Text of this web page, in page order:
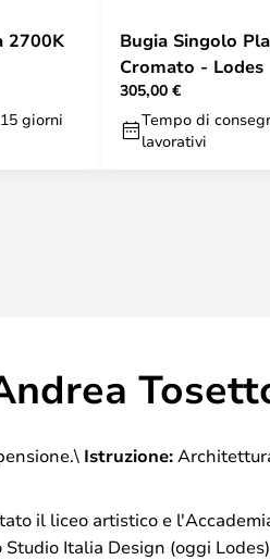
2700K
giorni
Bugia Singolo
Cromato - Lodes
305,00 €
Tempo di
lavorativi
Istruzione:
il liceo artistico e
Italia Design (oggi